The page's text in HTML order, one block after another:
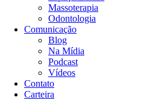
Massoterapia
Odontologia
Comunicação
Blog
Na Mídia
Podcast
Vídeos
Contato
Carteira